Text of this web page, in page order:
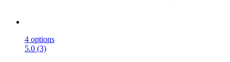
4 options
5.0 (3)